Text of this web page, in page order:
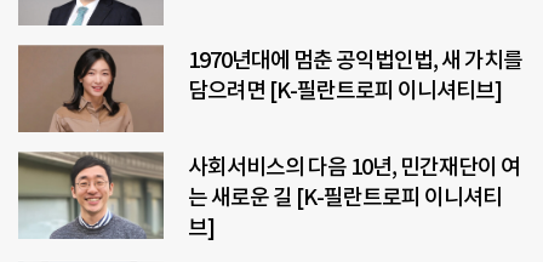
1970년대에 멈춘 공익법인법, 새 가치를
담으려면 [K-필란트로피 이니셔티브]
사회서비스의 다음 10년, 민간재단이 여
는 새로운 길 [K-필란트로피 이니셔티
브]